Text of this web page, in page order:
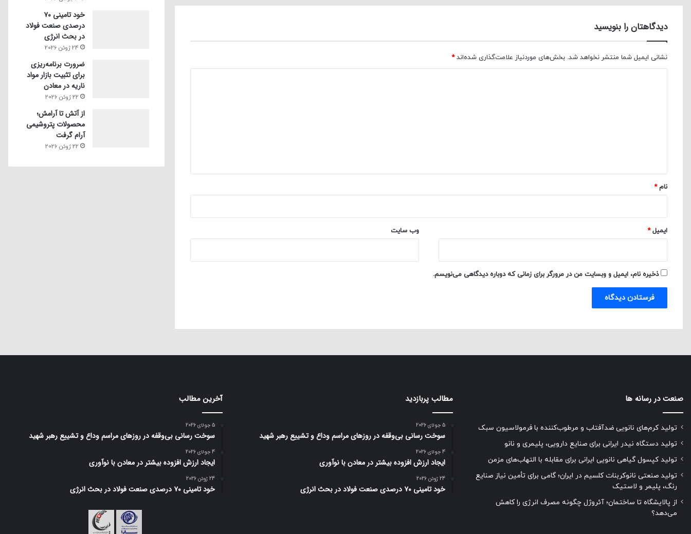
دیدگاهتان را بنویسید
نشانی ایمیل شما منتشر نخواهد شد. بخش‌های موردنیاز علامت‌گذاری شده‌اند*
نام*
ایمیل* وب‌ سایت
ذخیره نام، ایمیل و وبسایت من در مرورگر برای زمانی که دوباره دیدگاهی می‌نویسم.
خود تامینی ۷۰
درصدی صنعت فولاد
در بحث انرژی
24 ژوئن 2026
ضرورت برنامه‌ریزی
برای تثبیت بازار مواد
ناریه در معادن
22 ژوئن 2026
از آتش تا آرامش؛
محصولات پتروشیمی
آرام گرفت
22 ژوئن 2026
صنعت در رسانه ها
تولید کرم‌های نانویی ضدآفتاب و مرطوب‌کننده با فرمولاسیون سبک
تولید دستگاه نیدر ایرانی برای صنایع دارویی، پلیمری و نانو
تولید کپسول گیاهی نانویی ایرانی برای مقابله با التهاب‌های مزمن
تولید صنعتی نانوکربنات کلسیم در ایران؛ گامی برای تأمین نیاز صنایع
رنگ، پلیمر و لاستیک
از پالایشگاه تا ساختمان؛ آئروژل چگونه مصرف انرژی را کاهش
می‌دهد؟
مطالب پربازدید
5 جولای 2026
سوخت رسانی بی‌وقفه در روز‌های مراسم وداع و تشییع رهبر شهید
4 جولای 2026
ایجاد ارزش افزوده بیشتر در معادن با نوآوری
24 ژوئن 2026
خود تامینی ۷۰ درصدی صنعت فولاد در بحث انرژی
آخرین مطالب
5 جولای 2026
سوخت رسانی بی‌وقفه در روز‌های مراسم وداع و تشییع رهبر شهید
4 جولای 2026
ایجاد ارزش افزوده بیشتر در معادن با نوآوری
24 ژوئن 2026
خود تامینی ۷۰ درصدی صنعت فولاد در بحث انرژی